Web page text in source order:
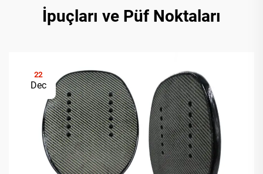
İpuçları ve Püf Noktaları
22
Dec